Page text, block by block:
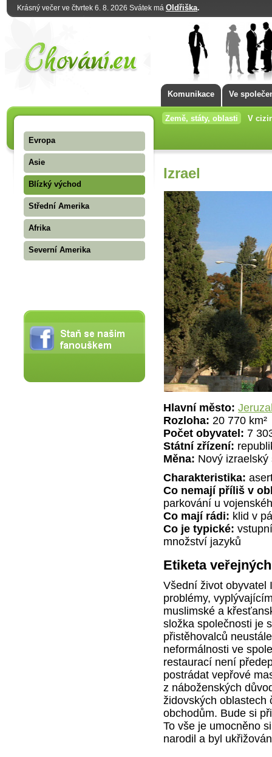
Krásný večer ve čtvrtek 6. 8. 2026 Svátek má Oldřiška.
Komunikace Ve
Země, státy, oblasti V
Evropa
Asie
Blízký východ
Střední Amerika
Afrika
Severní Amerika
Izrael
Hlavní město:
Rozloha: 20 770 km²
Počet obyvatel: 7
Státní zřízení:
Měna: Nový izraelský
Charakteristika:
Co nemají příliš v
parkování u
Co mají rádi: klid v
Co je typické:
množství jazyků
Etiketa
Všední život obyvatel
problémy,
muslimské a
složka společnosti je
přistěhovalců
neformálnosti ve
restaurací není
postrádat vepřové
z náboženských
židovských oblastech
obchodům. Bude si
To vše je umocněno
narodil a byl